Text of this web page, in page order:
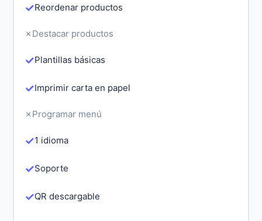
✓Reordenar productos
✗ Destacar productos
✓Plantillas básicas
✓Imprimir carta en papel
✗ Programar menú
✓1 idioma
✓Soporte
✓QR descargable